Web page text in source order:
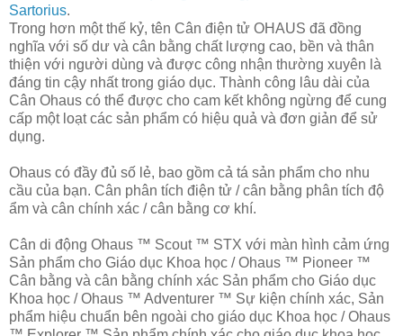
Sartorius.
Trong hơn một thế kỷ, tên Cân điện tử OHAUS đã đồng
nghĩa với số dư và cân bằng chất lượng cao, bền và thân
thiện với người dùng và được công nhận thường xuyên là
đáng tin cậy nhất trong giáo dục. Thành công lâu dài của
Cân Ohaus có thể được cho cam kết không ngừng để cung
cấp một loạt các sản phẩm có hiệu quả và đơn giản để sử
dụng.
Ohaus có đầy đủ số lẻ, bao gồm cả tá sản phẩm cho nhu
cầu của bạn. Cân phân tích điện tử / cân bằng phân tích độ
ẩm và cân chính xác / cân bằng cơ khí.
Cân di động Ohaus ™ Scout ™ STX với màn hình cảm ứng
Sản phẩm cho Giáo dục Khoa học / Ohaus ™ Pioneer ™
Cân bằng và cân bằng chính xác Sản phẩm cho Giáo dục
Khoa học / Ohaus ™ Adventurer ™ Sự kiện chính xác, Sản
phẩm hiệu chuẩn bên ngoài cho giáo dục Khoa học / Ohaus